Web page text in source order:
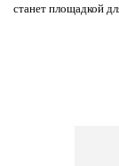
станет площадкой